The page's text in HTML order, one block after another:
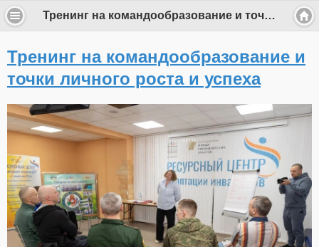
Тренинг на командообразование и точки личного роста и успеха
Тренинг на командообразование и
точки личного роста и успеха